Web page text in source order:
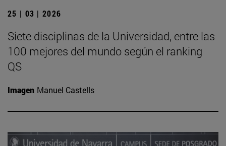
25 | 03 | 2026
Siete disciplinas de la Universidad, entre las
100 mejores del mundo según el ranking
QS
Imagen Manuel Castells